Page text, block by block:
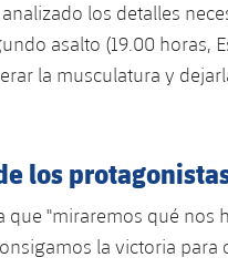
los detalles
asalto (19.00 horas,
la musculatura y
los
que "miraremos qué nos
la victoria para